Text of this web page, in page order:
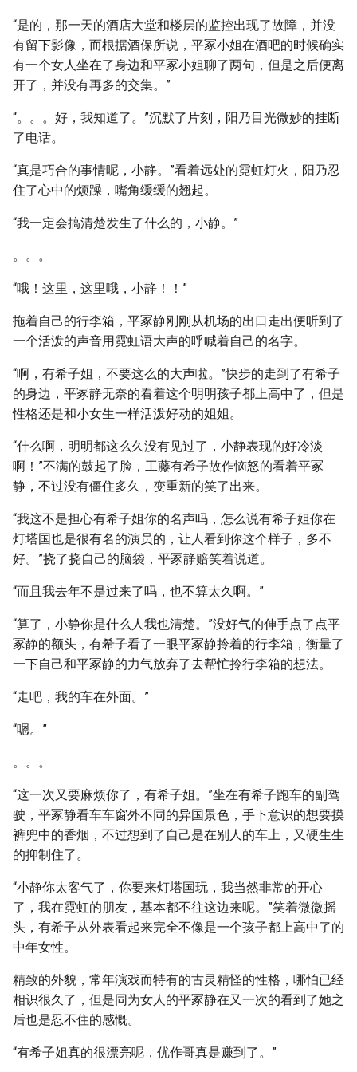
“是的，那一天的酒店大堂和楼层的监控出现了故障，并没
有留下影像，而根据酒保所说，平冢小姐在酒吧的时候确实
有一个女人坐在了身边和平冢小姐聊了两句，但是之后便离
开了，并没有再多的交集。”
“。。。好，我知道了。”沉默了片刻，阳乃目光微妙的挂断
了电话。
“真是巧合的事情呢，小静。”看着远处的霓虹灯火，阳乃忍
住了心中的烦躁，嘴角缓缓的翘起。
“我一定会搞清楚发生了什么的，小静。”
。。。
“哦！这里，这里哦，小静！！”
拖着自己的行李箱，平冢静刚刚从机场的出口走出便听到了
一个活泼的声音用霓虹语大声的呼喊着自己的名字。
“啊，有希子姐，不要这么的大声啦。”快步的走到了有希子
的身边，平冢静无奈的看着这个明明孩子都上高中了，但是
性格还是和小女生一样活泼好动的姐姐。
“什么啊，明明都这么久没有见过了，小静表现的好冷淡
啊！”不满的鼓起了脸，工藤有希子故作恼怒的看着平冢
静，不过没有僵住多久，变重新的笑了出来。
“我这不是担心有希子姐你的名声吗，怎么说有希子姐你在
灯塔国也是很有名的演员的，让人看到你这个样子，多不
好。”挠了挠自己的脑袋，平冢静赔笑着说道。
“而且我去年不是过来了吗，也不算太久啊。”
“算了，小静你是什么人我也清楚。”没好气的伸手点了点平
冢静的额头，有希子看了一眼平冢静拎着的行李箱，衡量了
一下自己和平冢静的力气放弃了去帮忙拎行李箱的想法。
“走吧，我的车在外面。”
“嗯。”
。。。
“这一次又要麻烦你了，有希子姐。”坐在有希子跑车的副驾
驶，平冢静看车车窗外不同的异国景色，手下意识的想要摸
裤兜中的香烟，不过想到了自己是在别人的车上，又硬生生
的抑制住了。
“小静你太客气了，你要来灯塔国玩，我当然非常的开心
了，我在霓虹的朋友，基本都不往这边来呢。”笑着微微摇
头，有希子从外表看起来完全不像是一个孩子都上高中了的
中年女性。
精致的外貌，常年演戏而特有的古灵精怪的性格，哪怕已经
相识很久了，但是同为女人的平冢静在又一次的看到了她之
后也是忍不住的感慨。
“有希子姐真的很漂亮呢，优作哥真是赚到了。”